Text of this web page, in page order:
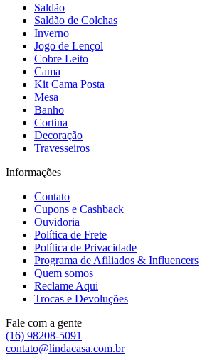
Saldão
Saldão de Colchas
Inverno
Jogo de Lençol
Cobre Leito
Cama
Kit Cama Posta
Mesa
Banho
Cortina
Decoração
Travesseiros
Informações
Contato
Cupons e Cashback
Ouvidoria
Política de Frete
Política de Privacidade
Programa de Afiliados & Influencers
Quem somos
Reclame Aqui
Trocas e Devoluções
Fale com a gente
(16) 98208-5091
contato@lindacasa.com.br